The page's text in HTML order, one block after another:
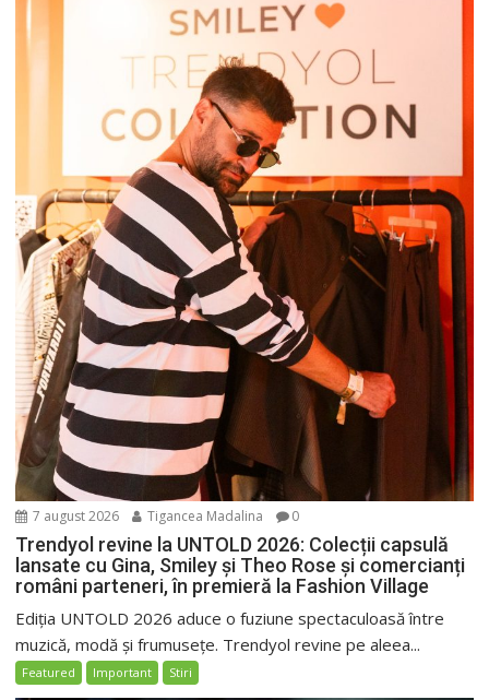
7 august 2026 Tigancea Madalina 0
Trendyol revine la UNTOLD 2026: Colecții capsulă
lansate cu Gina, Smiley și Theo Rose și comercianți
români parteneri, în premieră la Fashion Village
Ediția UNTOLD 2026 aduce o fuziune spectaculoasă între
muzică, modă și frumusețe. Trendyol revine pe aleea...
Featured Important Stiri